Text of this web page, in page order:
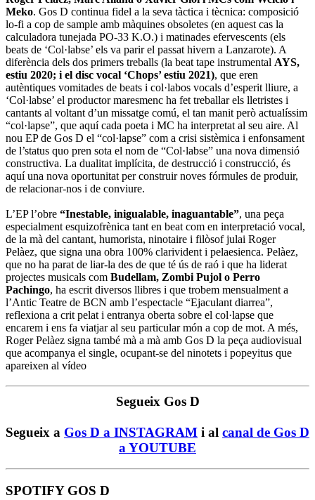
Meko. Gos D continua fidel a la seva tàctica i tècnica: composició
lo-fi a cop de sample amb màquines obsoletes (en aquest cas la
calculadora tunejada PO-33 K.O.) i matinades efervescents (els
beats de ‘Col·labse’ els va parir el passat hivern a Lanzarote). A
diferència dels dos primers treballs (la beat tape instrumental AYS,
estiu 2020; i el disc vocal ‘Chops’ estiu 2021), que eren
autèntiques vomitades de beats i col·labos vocals d’esperit lliure, a
‘Col·labse’ el productor maresmenc ha fet treballar els lletristes i
cantants al voltant d’un missatge comú, el tan manit però actualíssim
“col·lapse”, que aquí cada poeta i MC ha interpretat al seu aire. Al
nou EP de Gos D el “col·lapse” com a crisi sistèmica i enfonsament
de l’status quo pren sota el nom de “Col·labse” una nova dimensió
constructiva. La dualitat implícita, de destrucció i construcció, és
aquí una nova oportunitat per construir noves fórmules de produir,
de relacionar-nos i de conviure.
L’EP l’obre “Inestable, inigualable, inaguantable”, una peça
especialment esquizofrènica tant en beat com en interpretació vocal,
de la mà del cantant, humorista, ninotaire i filòsof julai Roger
Pelàez, que signa una obra 100% clarivident i pelaesienca. Pelàez,
que no ha parat de liar-la des de que té ús de raó i que ha liderat
projectes musicals com Budellam, Zombi Pujol o Perro
Pachingo, ha escrit diversos llibres i que trobem mensualment a
l’Antic Teatre de BCN amb l’espectacle “Ejaculant diarrea”,
reflexiona a crit pelat i entranya oberta sobre el col·lapse que
encarem i ens fa viatjar al seu particular món a cop de mot. A més,
Roger Pelàez signa també mà a mà amb Gos D la peça audiovisual
que acompanya el single, ocupant-se del ninotets i popeyitus que
apareixen al vídeo
Segueix Gos D
Segueix a Gos D a INSTAGRAM i al canal de Gos D
a YOUTUBE
SPOTIFY GOS D